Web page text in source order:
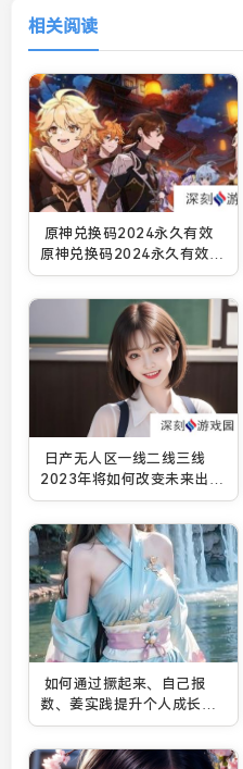
相关阅读
原神兑换码2024永久有效
原神兑换码2024永久有效大
全一览
日产无人区一线二线三线
2023年将如何改变未来出行
模式？
如何通过撅起来、自己报
数、姜实践提升个人成长能
力？